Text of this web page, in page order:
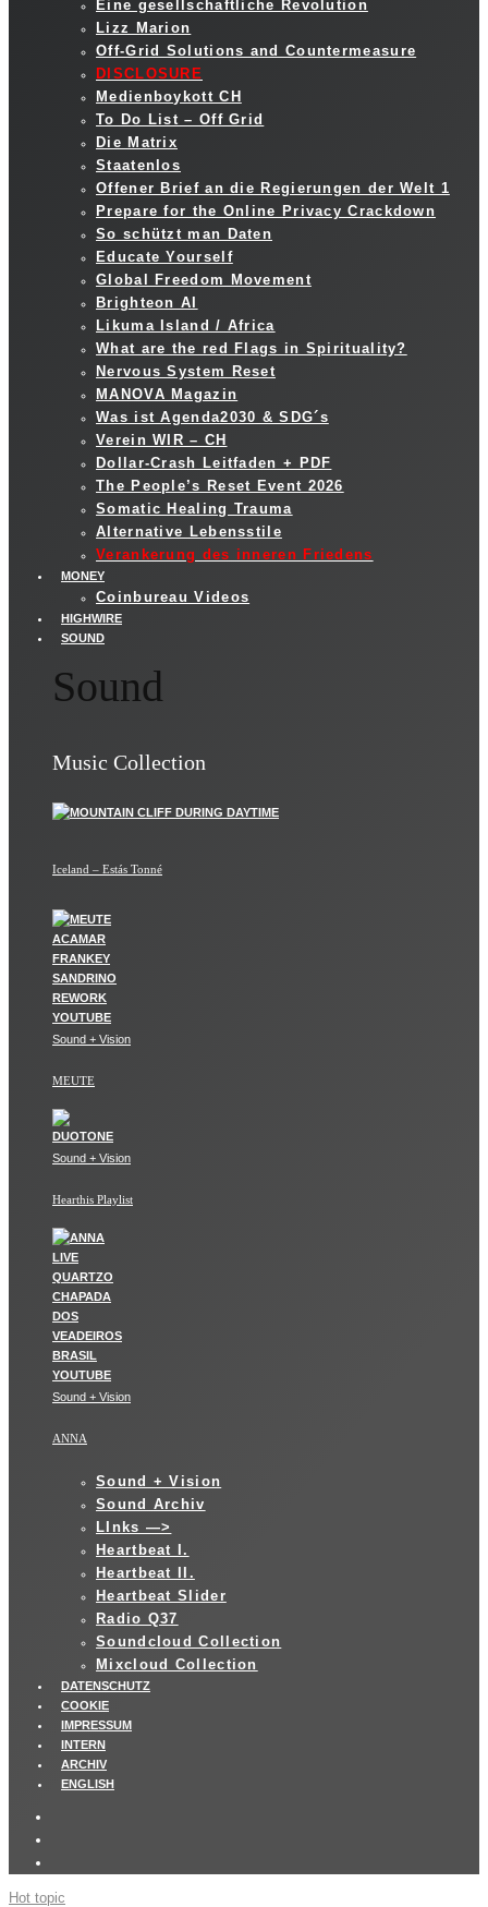
Eine gesellschaftliche Revolution
Lizz Marion
Off-Grid Solutions and Countermeasure
DISCLOSURE
Medienboykott CH
To Do List – Off Grid
Die Matrix
Staatenlos
Offener Brief an die Regierungen der Welt 1
Prepare for the Online Privacy Crackdown
So schützt man Daten
Educate Yourself
Global Freedom Movement
Brighteon AI
Likuma Island / Africa
What are the red Flags in Spirituality?
Nervous System Reset
MANOVA Magazin
Was ist Agenda2030 & SDG´s
Verein WIR – CH
Dollar-Crash Leitfaden + PDF
The People’s Reset Event 2026
Somatic Healing Trauma
Alternative Lebensstile
Verankerung des inneren Friedens
MONEY
Coinbureau Videos
HIGHWIRE
SOUND
Sound
Music Collection
Iceland – Estás Tonné
Sound + Vision
MEUTE
Sound + Vision
Hearthis Playlist
Sound + Vision
ANNA
Sound + Vision
Sound Archiv
LInks —>
Heartbeat I.
Heartbeat II.
Heartbeat Slider
Radio Q37
Soundcloud Collection
Mixcloud Collection
DATENSCHUTZ
COOKIE
IMPRESSUM
INTERN
ARCHIV
ENGLISH
Hot topic